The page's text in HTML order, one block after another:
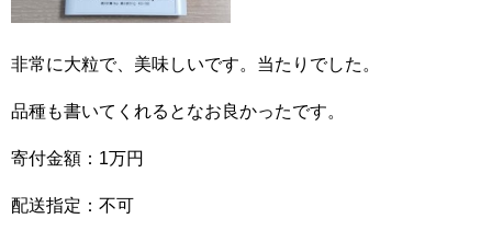
非常に大粒で、美味しいです。当たりでした。
品種も書いてくれるとなお良かったです。
寄付金額：1万円
配送指定：不可